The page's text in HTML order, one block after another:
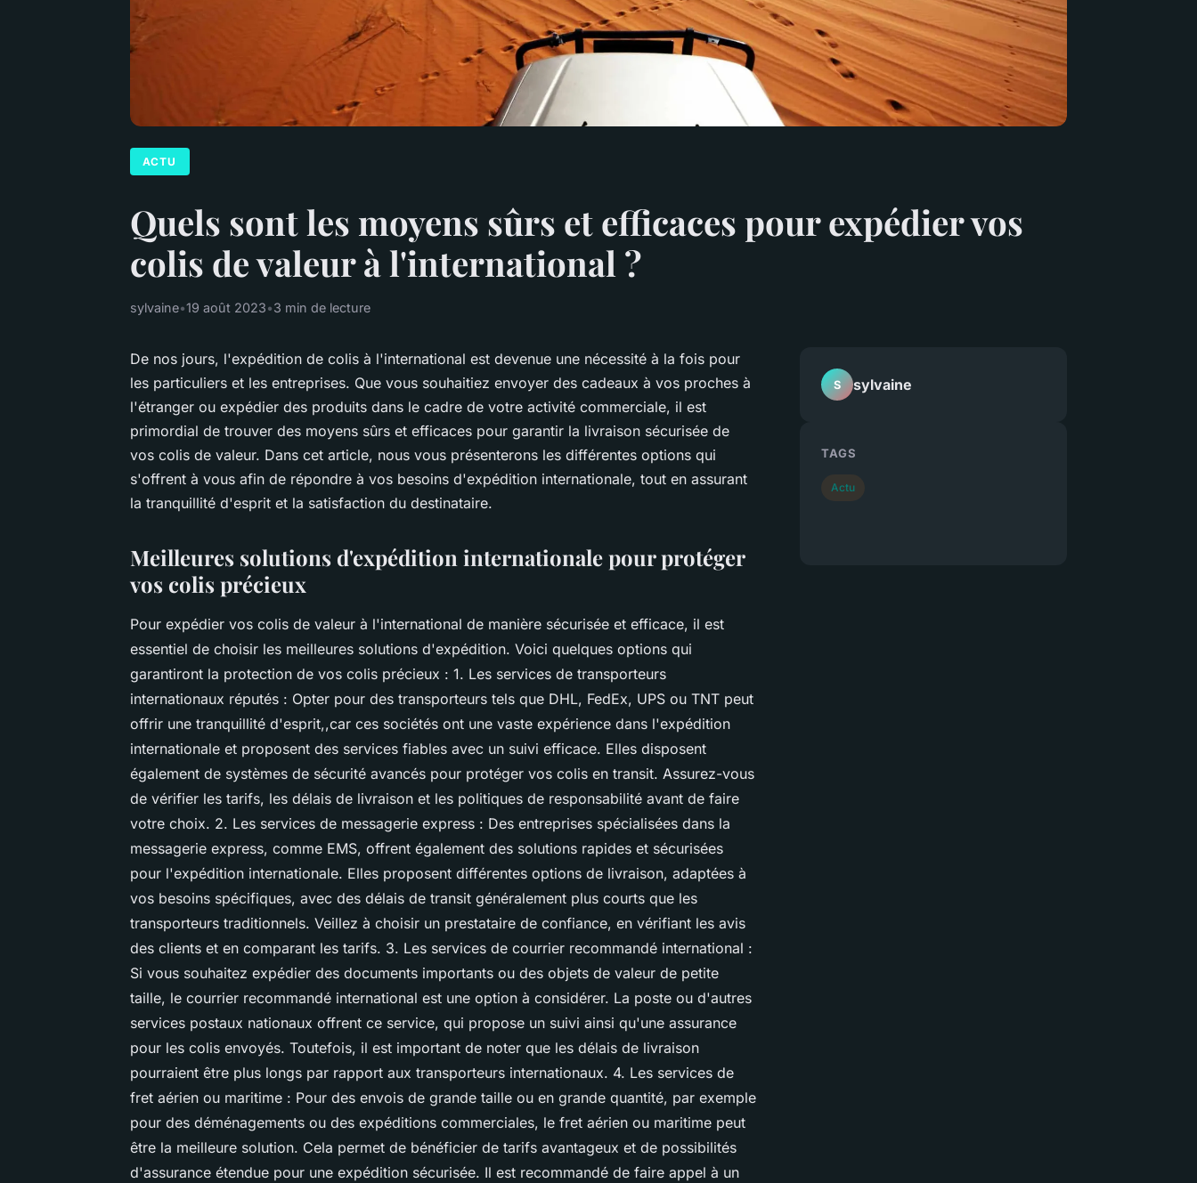
ACTU
Quels sont les moyens sûrs et efficaces pour expédier vos
colis de valeur à l'international ?
sylvaine•19 août 2023•3 min de lecture
De nos jours, l'expédition de colis à l'international est devenue une nécessité à la fois pour
les particuliers et les entreprises. Que vous souhaitiez envoyer des cadeaux à vos proches à
l'étranger ou expédier des produits dans le cadre de votre activité commerciale, il est
primordial de trouver des moyens sûrs et efficaces pour garantir la livraison sécurisée de
vos colis de valeur. Dans cet article, nous vous présenterons les différentes options qui
s'offrent à vous afin de répondre à vos besoins d'expédition internationale, tout en assurant
la tranquillité d'esprit et la satisfaction du destinataire.
Meilleures solutions d'expédition internationale pour protéger
vos colis précieux
Pour expédier vos colis de valeur à l'international de manière sécurisée et efficace, il est
essentiel de choisir les meilleures solutions d'expédition. Voici quelques options qui
garantiront la protection de vos colis précieux : 1. Les services de transporteurs
internationaux réputés : Opter pour des transporteurs tels que DHL, FedEx, UPS ou TNT peut
offrir une tranquillité d'esprit,,car ces sociétés ont une vaste expérience dans l'expédition
internationale et proposent des services fiables avec un suivi efficace. Elles disposent
également de systèmes de sécurité avancés pour protéger vos colis en transit. Assurez-vous
de vérifier les tarifs, les délais de livraison et les politiques de responsabilité avant de faire
votre choix. 2. Les services de messagerie express : Des entreprises spécialisées dans la
messagerie express, comme EMS, offrent également des solutions rapides et sécurisées
pour l'expédition internationale. Elles proposent différentes options de livraison, adaptées à
vos besoins spécifiques, avec des délais de transit généralement plus courts que les
transporteurs traditionnels. Veillez à choisir un prestataire de confiance, en vérifiant les avis
des clients et en comparant les tarifs. 3. Les services de courrier recommandé international :
Si vous souhaitez expédier des documents importants ou des objets de valeur de petite
taille, le courrier recommandé international est une option à considérer. La poste ou d'autres
services postaux nationaux offrent ce service, qui propose un suivi ainsi qu'une assurance
pour les colis envoyés. Toutefois, il est important de noter que les délais de livraison
pourraient être plus longs par rapport aux transporteurs internationaux. 4. Les services de
fret aérien ou maritime : Pour des envois de grande taille ou en grande quantité, par exemple
pour des déménagements ou des expéditions commerciales, le fret aérien ou maritime peut
être la meilleure solution. Cela permet de bénéficier de tarifs avantageux et de possibilités
d'assurance étendue pour une expédition sécurisée. Il est recommandé de faire appel à un
S sylvaine
TAGS
Actu